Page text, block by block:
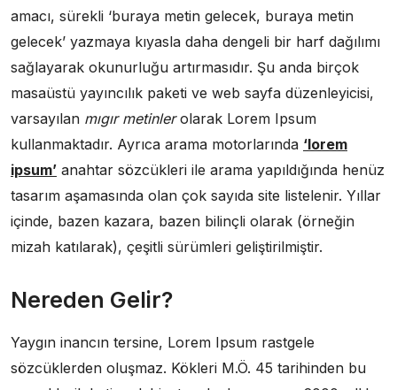
amacı, sürekli ‘buraya metin gelecek, buraya metin
gelecek’ yazmaya kıyasla daha dengeli bir harf dağılımı
sağlayarak okunurluğu artırmasıdır. Şu anda birçok
masaüstü yayıncılık paketi ve web sayfa düzenleyicisi,
varsayılan mıgır metinlerolarak Lorem Ipsum
kullanmaktadır. Ayrıca arama motorlarında ‘lorem
ipsum’ anahtar sözcükleri ile arama yapıldığında henüz
tasarım aşamasında olan çok sayıda site listelenir. Yıllar
içinde, bazen kazara, bazen bilinçli olarak (örneğin
mizah katılarak), çeşitli sürümleri geliştirilmiştir.
Nereden Gelir?
Yaygın inancın tersine, Lorem Ipsum rastgele
sözcüklerden oluşmaz. Kökleri M.Ö. 45 tarihinden bu